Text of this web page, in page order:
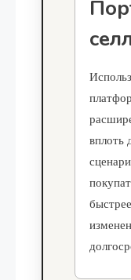
вплоть